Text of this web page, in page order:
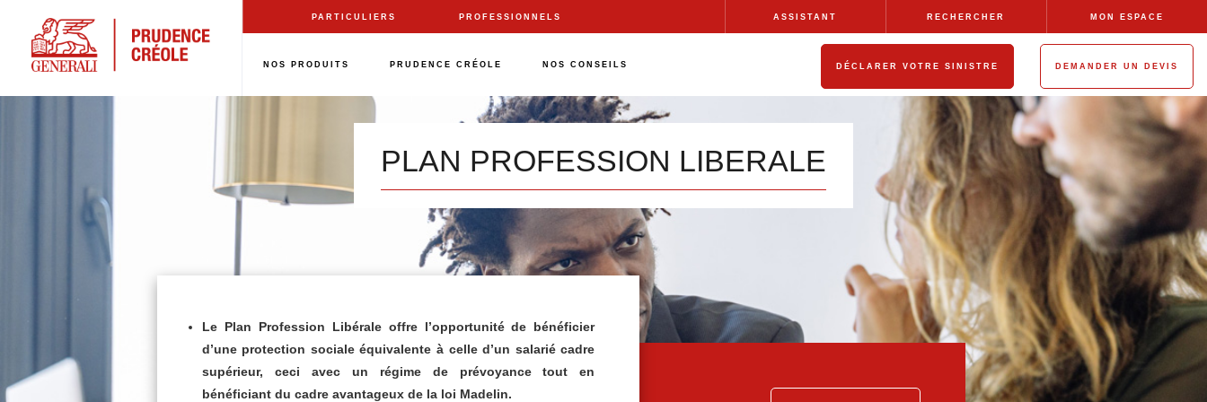
contenu
PARTICULIERS PROFESSIONNELS ASSISTANT RECHERCHER MON ESPACE
NOS PRODUITS PRUDENCE CRÉOLE NOS CONSEILS DÉCLARER VOTRE SINISTRE DEMANDER UN DEVIS
PLAN PROFESSION LIBERALE
Le Plan Profession Libérale offre l’opportunité de bénéficier
d’une protection sociale équivalente à celle d’un salarié cadre
supérieur, ceci avec un régime de prévoyance tout en
bénéficiant du cadre avantageux de la loi Madelin.